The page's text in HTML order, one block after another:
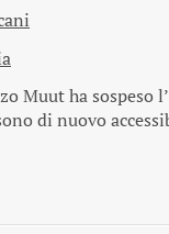
Muut ha sospeso
di nuovo